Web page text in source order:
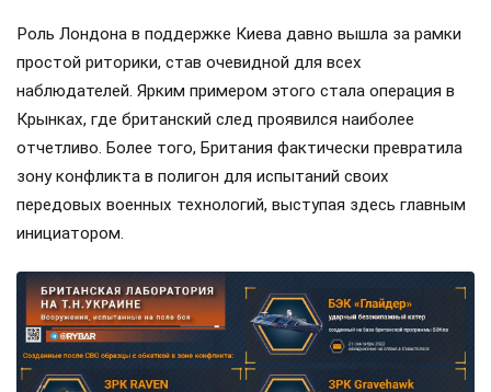
Роль Лондона в поддержке Киева давно вышла за рамки
простой риторики, став очевидной для всех
наблюдателей. Ярким примером этого стала операция в
Крынках, где британский след проявился наиболее
отчетливо. Более того, Британия фактически превратила
зону конфликта в полигон для испытаний своих
передовых военных технологий, выступая здесь главным
инициатором.